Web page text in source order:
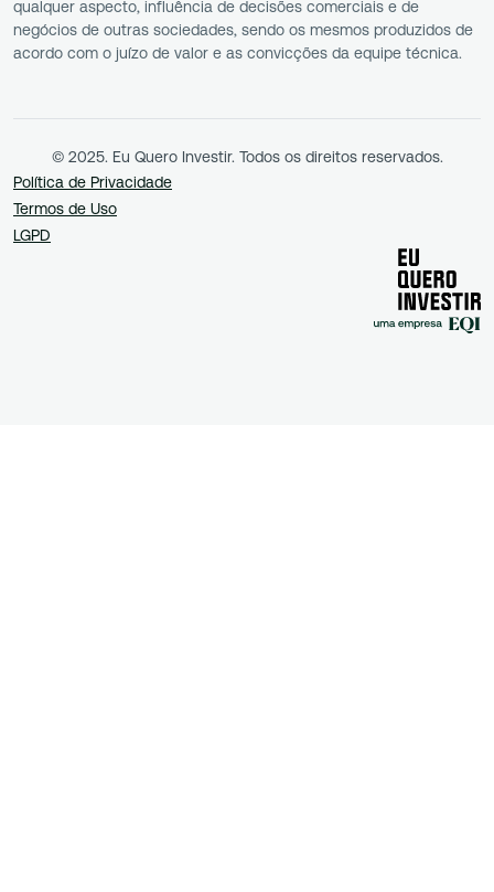
qualquer aspecto, influência de decisões comerciais e de
negócios de outras sociedades, sendo os mesmos produzidos de
acordo com o juízo de valor e as convicções da equipe técnica.
© 2025. Eu Quero Investir. Todos os direitos reservados.
Política de Privacidade
Termos de Uso
LGPD